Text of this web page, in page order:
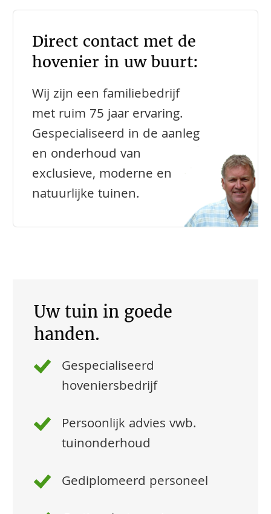
Direct contact met de
hovenier in uw buurt:
Wij zijn een familiebedrijf
met ruim 75 jaar ervaring.
Gespecialiseerd in de aanleg
en onderhoud van
exclusieve, moderne en
natuurlijke tuinen.
Uw tuin in goede
handen.
Gespecialiseerd
hoveniersbedrijf
Persoonlijk advies vwb.
tuinonderhoud
Gediplomeerd personeel